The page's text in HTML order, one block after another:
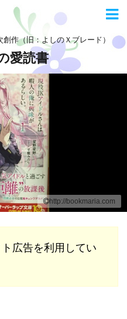
作（旧：よしのＸブレード）
愛読書
http://bookmaria.com
広告を利用してい